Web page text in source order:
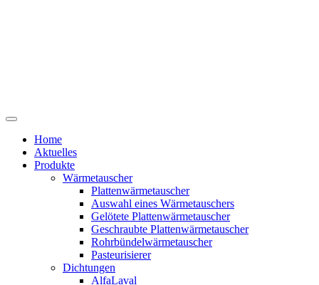
Home
Aktuelles
Produkte
Wärmetauscher
Plattenwärmetauscher
Auswahl eines Wärmetauschers
Gelötete Plattenwärmetauscher
Geschraubte Plattenwärmetauscher
Rohrbündelwärmetauscher
Pasteurisierer
Dichtungen
AlfaLaval